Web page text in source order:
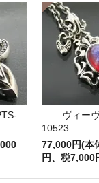
ヴィー
10523
77,000円(本
円、税7,000